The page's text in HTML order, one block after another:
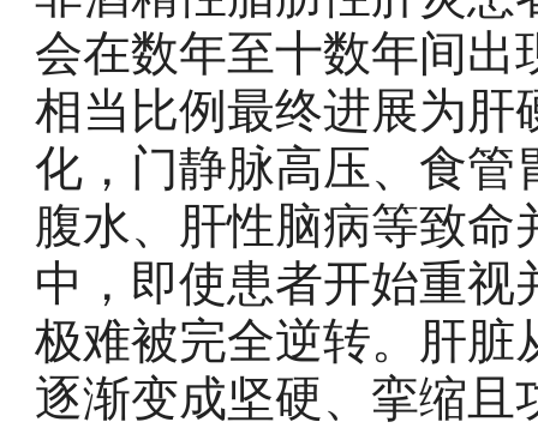
会在数年至十数年间
相当比例最终进展为
化，门静脉高压、食
腹水、肝性脑病等致
中，即使患者开始重
极难被完全逆转。肝
逐渐变成坚硬、挛缩